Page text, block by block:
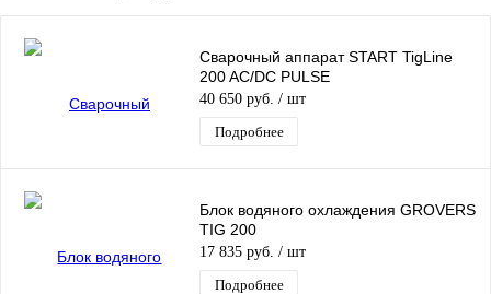
Сварочный аппарат START TigLine
200 AC/DC PULSE
40 650 руб. / шт
Подробнее
Блок водяного охлаждения GROVERS
TIG 200
17 835 руб. / шт
Подробнее